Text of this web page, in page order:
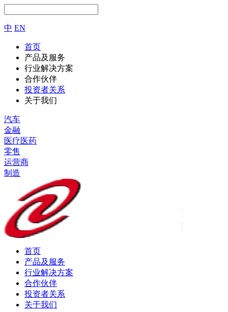
中 EN
首页
产品及服务
行业解决方案
合作伙伴
投资者关系
关于我们
汽车
金融
医疗医药
零售
运营商
制造
首页
产品及服务
行业解决方案
合作伙伴
投资者关系
关于我们